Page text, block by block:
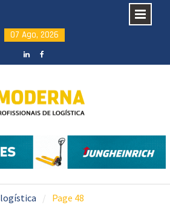
07 Ago, 2026
logística Page 48